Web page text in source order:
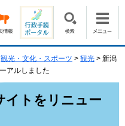
観光・文化・スポーツ > 観光 > 新潟
アルしました
イトをリニュー